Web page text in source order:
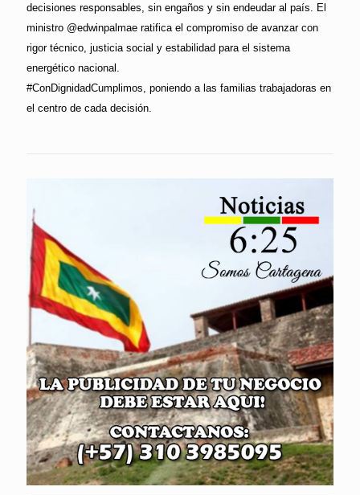
decisiones responsables, sin engaños y sin endeudar al país. El
ministro @edwinpalmae ratifica el compromiso de avanzar con
rigor técnico, justicia social y estabilidad para el sistema
energético nacional.
#ConDignidadCumplimos, poniendo a las familias trabajadoras en
el centro de cada decisión.